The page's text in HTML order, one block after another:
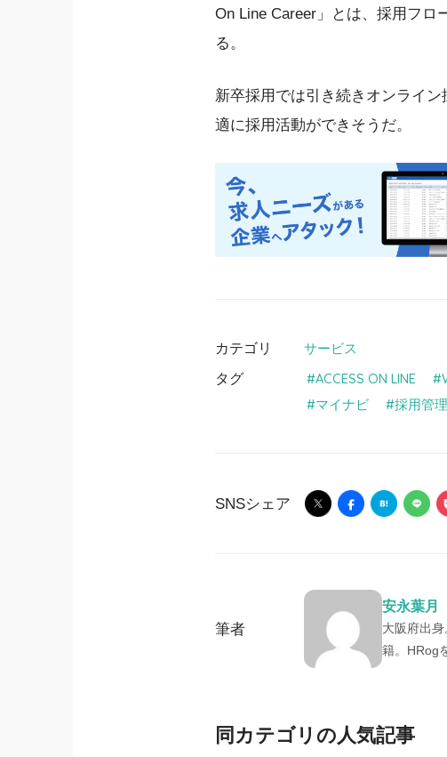
On Line Career」とは、採用フロ
る。
新卒採用では引き続きオンライ
適に採用活動ができそうだ。
カテゴリ サービス
タグ ACCESS ON LINE
マイナビ
採用管
SNSシェア
筆者
安永葉月
大阪府出
籍。HRog
同カテゴリの人気記事